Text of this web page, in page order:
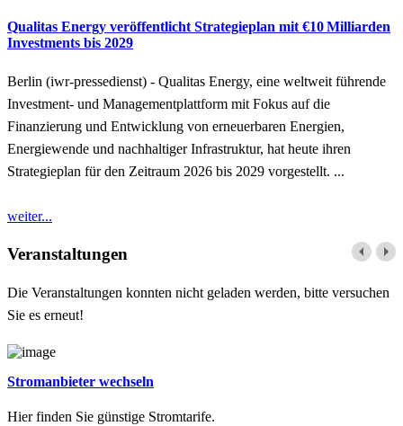
Qualitas Energy veröffentlicht Strategieplan mit €10 Milliarden
Investments bis 2029
Berlin (iwr-pressedienst) - Qualitas Energy, eine weltweit führende
Investment- und Managementplattform mit Fokus auf die
Finanzierung und Entwicklung von erneuerbaren Energien,
Energiewende und nachhaltiger Infrastruktur, hat heute ihren
Strategieplan für den Zeitraum 2026 bis 2029 vorgestellt. ...
weiter...
Veranstaltungen
Die Veranstaltungen konnten nicht geladen werden, bitte versuchen
Sie es erneut!
Stromanbieter wechseln
Hier finden Sie günstige Stromtarife.